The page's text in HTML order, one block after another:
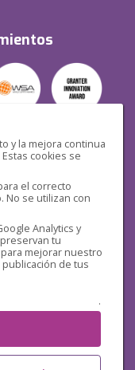
y la mejora continua
cookies se
el correcto
No se utilizan con
Analytics y
tu
mejorar nuestro
de tus
.